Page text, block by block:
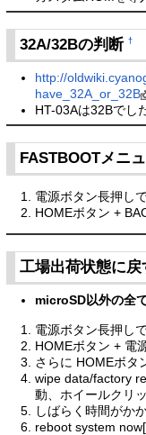
32A/32Bの判断†
http://
have_32A_or_32B
HT-03Aは32Bでし
FASTBOOTメニ
電源ボタン長押し
HOMEボタン +
工場出荷状態に
microSD以外の全
電源ボタン長押し
HOMEボタン + 電
さらに HOMEボタ
wipe data/factory
動、ホイールクリ
しばらく時間がか
reboot system